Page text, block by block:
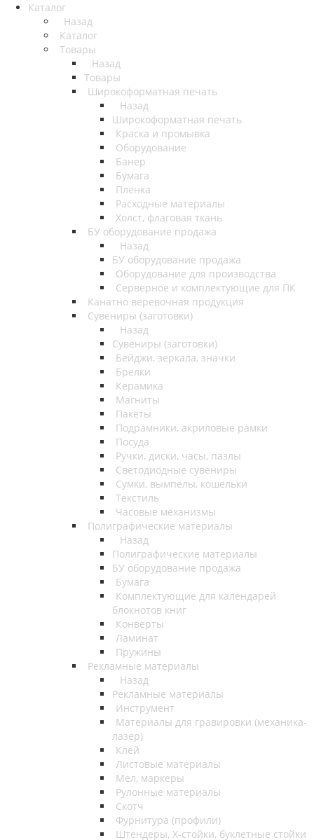
Каталог
Назад
Каталог
Товары
Назад
Товары
Широкоформатная печать
Назад
Широкоформатная печать
Краска и промывка
Оборудование
Банер
Бумага
Пленка
Расходные материалы
Холст, флаговая ткань
БУ оборудование продажа
Назад
БУ оборудование продажа
Оборудование для производства
Серверное и комплектующие для ПК
Канатно веревочная продукция
Сувениры (заготовки)
Назад
Сувениры (заготовки)
Бейджи, зеркала, значки
Брелки
Керамика
Магниты
Пакеты
Подрамники, акриловые рамки
Посуда
Ручки, диски, часы, пазлы
Светодиодные сувениры
Сумки, вымпелы, кошельки
Текстиль
Часовые механизмы
Полиграфические материалы
Назад
Полиграфические материалы
БУ оборудование продажа
Бумага
Комплектующие для календарей
блокнотов книг
Конверты
Ламинат
Пружины
Рекламные материалы
Назад
Рекламные материалы
Инструмент
Материалы для гравировки (механика-
лазер)
Клей
Листовые материалы
Мел, маркеры
Рулонные материалы
Скотч
Фурнитура (профили)
Штендеры, Х-стойки, буклетные стойки